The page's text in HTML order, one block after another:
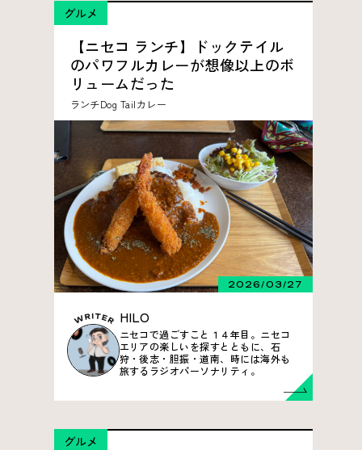
グルメ
【ニセコ ランチ】ドックテイル
のパワフルカレーが想像以上のボ
リュームだった
ランチDog Tailカレー
2026/03/27
HILO
ニセコで過ごすこと１４年目。ニセコ
エリアの楽しいを探すとともに、石
狩・後志・胆振・道南、時には海外も
旅するラジオパーソナリティ。
グルメ